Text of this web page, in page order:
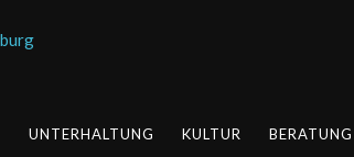
UNTERHALTUNG KULTUR BERATUNG